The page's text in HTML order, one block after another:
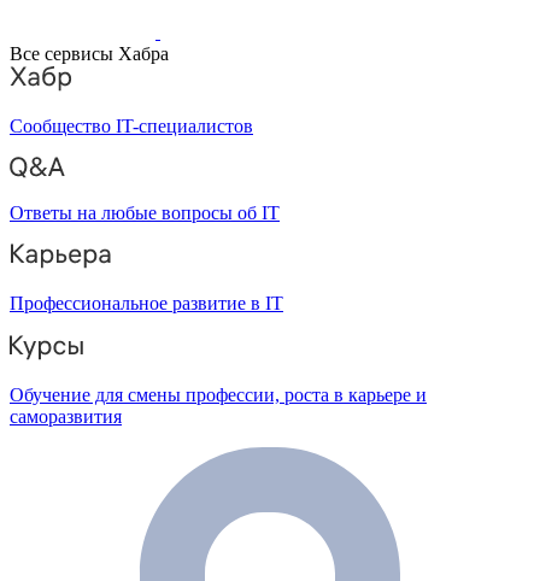
Все сервисы Хабра
Сообщество IT-специалистов
Ответы на любые вопросы об IT
Профессиональное развитие в IT
Обучение для смены профессии, роста в карьере и
саморазвития